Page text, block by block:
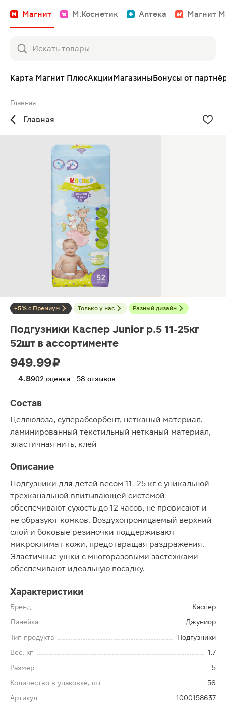
Магнит М.Косметик Аптека Магнит
Карта Магнит ПлюсАкцииМагазиныБонусы от
Главная
Главная
+5% с Премиум Только у нас Разный дизайн
Подгузники Каспер Junior р.5 11-25кг
52шт в ассортименте
949.99 ₽
4.8902 оценки · 58 отзывов
Состав
Целлюлоза, суперабсорбент, нетканый материал,
ламинированный текстильный нетканый материал,
эластичная нить, клей
Описание
Подгузники для детей весом 11–25 кг с уникальной
трёхканальной впитывающей системой
обеспечивают сухость до 12 часов, не провисают и
не образуют комков. Воздухопроницаемый верхний
слой и боковые резиночки поддерживают
микроклимат кожи, предотвращая раздражения.
Эластичные ушки с многоразовыми застёжками
обеспечивают идеальную посадку.
Характеристики
Бренд
Каспер
Линейка
Джуниор
Тип продукта
Подгузники
Вес, кг
1.7
Размер
5
Количество в упаковке, шт
56
Артикул
1000158637